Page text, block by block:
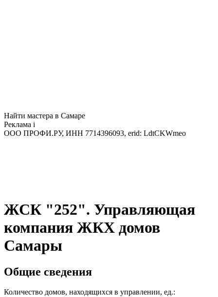
Найти мастера в Самаре
Реклама i
ООО ПРОФИ.РУ, ИНН 7714396093, erid: LdtCKWmeo
ЖСК "252". Управляющая
компания ЖКХ домов
Самары
Общие сведения
Количество домов, находящихся в управлении, ед.: